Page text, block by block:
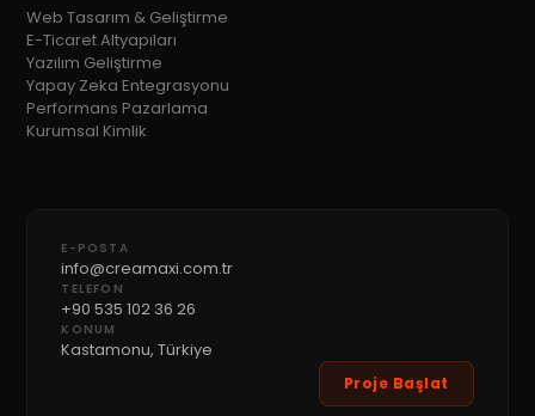
Web Tasarım & Geliştirme
E-Ticaret Altyapıları
Yazılım Geliştirme
Yapay Zeka Entegrasyonu
Performans Pazarlama
Kurumsal Kimlik
E-POSTA
info@creamaxi.com.tr
TELEFON
+90 535 102 36 26
KONUM
Kastamonu, Türkiye
Proje Başlat